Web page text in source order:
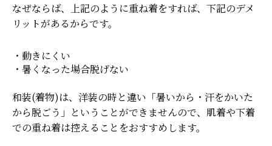
なぜならば、上記のように重ね着をすれば、下記のデメ
リットがあるからです。
・動きにくい
・暑くなった場合脱げない
和装(着物)は、洋装の時と違い「暑いから・汗をかいた
から脱ごう」ということができませんので、肌着や下着
での重ね着は控えることをおすすめします。